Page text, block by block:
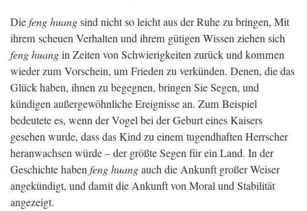
Diefeng huangsind nicht so leicht aus der Ruhe zu bringen, Mit
ihrem scheuen Verhalten und ihrem gütigen Wissen ziehen sich
feng huangin Zeiten von Schwierigkeiten zurück und kommen
wieder zum Vorschein, um Frieden zu verkünden. Denen, die das
Glück haben, ihnen zu begegnen, bringen Sie Segen, und
kündigen außergewöhnliche Ereignisse an. Zum Beispiel
bedeutete es, wenn der Vogel bei der Geburt eines Kaisers
gesehen wurde, dass das Kind zu einem tugendhaften Herrscher
heranwachsen würde – der größte Segen für ein Land. In der
Geschichte habenfeng huangauch die Ankunft großer Weiser
angekündigt, und damit die Ankunft von Moral und Stabilität
angezeigt.